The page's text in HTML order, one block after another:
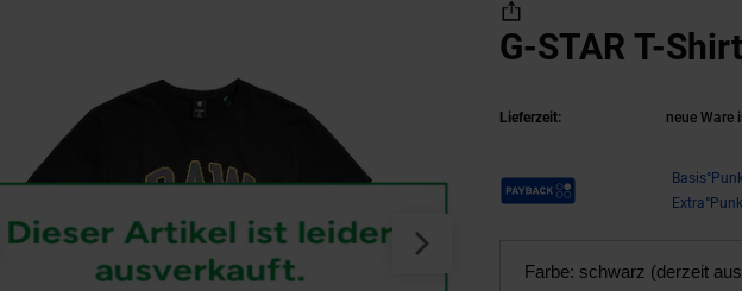
G-STAR T-
Lieferzeit: neue Ware
Payback Punkte
Farbe: schwarz (derzeit